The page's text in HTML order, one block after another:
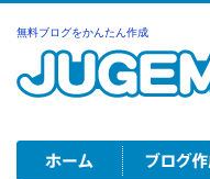
無料ブログをかんたん作成